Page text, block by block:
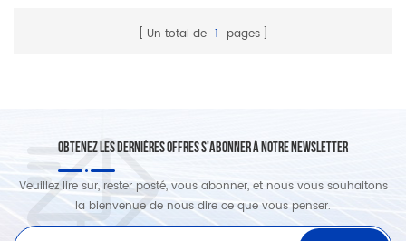
Un total de 1 pages
OBTENEZ LES DERNIÈRES OFFRES S'ABONNER À NOTRE NEWSLETTER
Veuillez lire sur, rester posté, vous abonner, et nous vous souhaitons
la bienvenue de nous dire ce que vous penser.